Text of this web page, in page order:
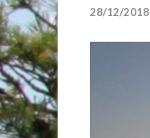
28/12/2018